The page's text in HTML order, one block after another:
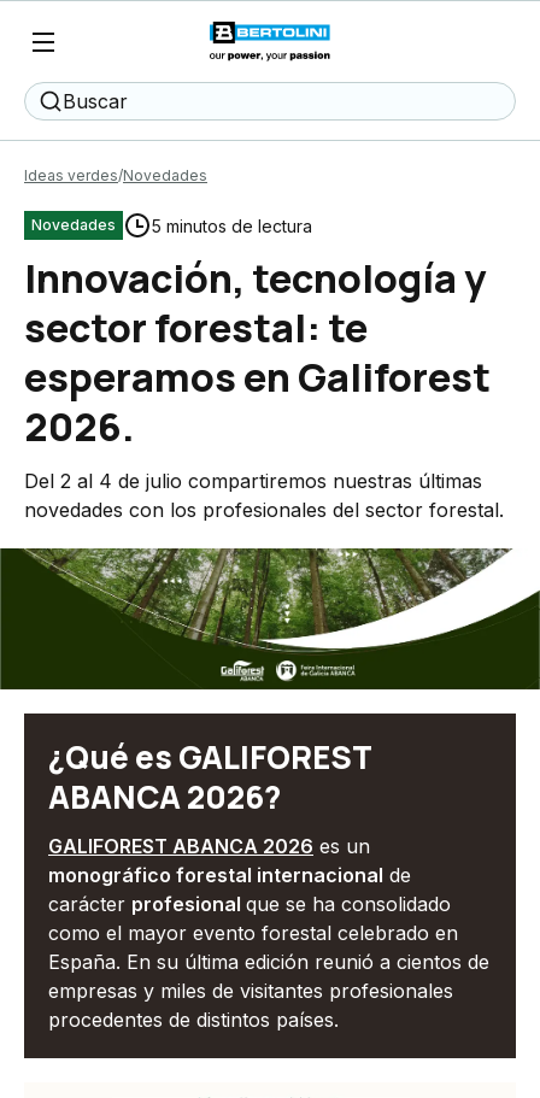
Buscar
Ideas verdes Novedades
Novedades 5 minutos de lectura
Innovación, tecnología y
sector forestal: te
esperamos en Galiforest
2026.
Del 2 al 4 de julio compartiremos nuestras últimas
novedades con los profesionales del sector forestal.
¿Qué es GALIFOREST
ABANCA 2026?
GALIFOREST ABANCA 2026 es un
monográfico forestal internacional de
carácter profesional que se ha consolidado
como el mayor evento forestal celebrado en
España. En su última edición reunió a cientos de
empresas y miles de visitantes profesionales
procedentes de distintos países.